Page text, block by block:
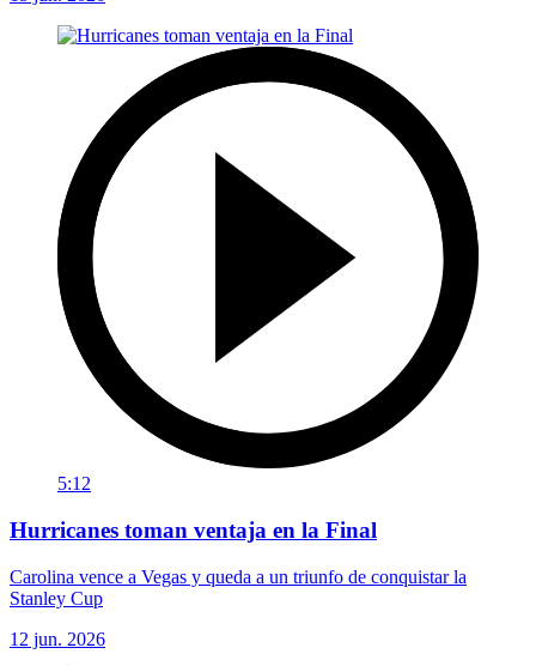
5:12
Hurricanes toman ventaja en la Final
Carolina vence a Vegas y queda a un triunfo de conquistar la
Stanley Cup
12 jun. 2026